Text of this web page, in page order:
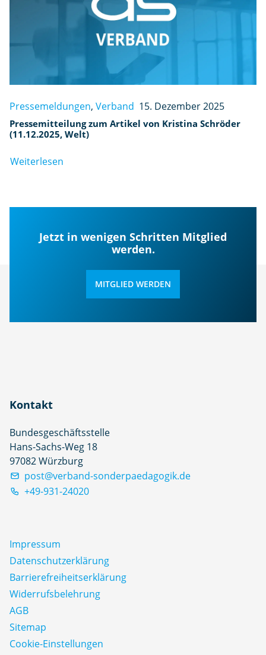
Pressemeldungen, Verband 15. Dezember 2025
Pressemitteilung zum Artikel von Kristina Schröder
(11.12.2025, Welt)
Weiterlesen
Jetzt in wenigen Schritten Mitglied
werden.
MITGLIED WERDEN
Kontakt
Bundesgeschäftsstelle
Hans-Sachs-Weg 18
97082 Würzburg
post@verband-sonderpaedagogik.de
+49-931-24020
Impressum
Datenschutz­erklärung
Barrierefreiheitserklärung
Widerrufsbelehrung
AGB
Sitemap
Cookie-Einstellungen